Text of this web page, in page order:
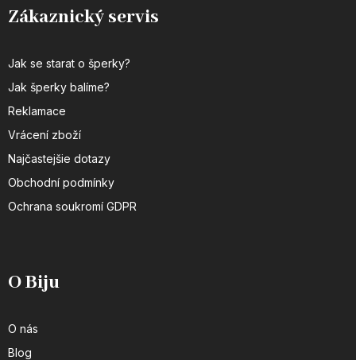
Zákaznický servis
Jak se starat o šperky?
Jak šperky balíme?
Reklamace
Vrácení zboží
Najčastejšie dotazy
Obchodní podmínky
Ochrana soukromí GDPR
O Biju
O nás
Blog